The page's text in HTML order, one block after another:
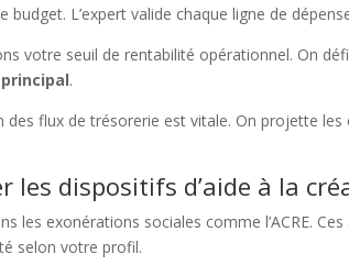
budget. L’expert valide chaque ligne de
votre seuil de rentabilité opérationnel. On
.
des flux de trésorerie est vitale. On projette
les dispositifs d’aide à la
les exonérations sociales comme l’ACRE. Ces
selon votre profil.